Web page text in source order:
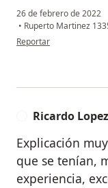
26 de febrero de 2022
• Ruperto Martinez
en opinión del usuario
Reportar
Ricardo Lopez
Explicación
que se tenían,
experiencia,